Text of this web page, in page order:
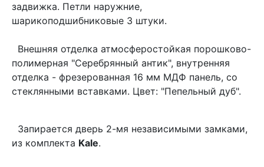
задвижка. Петли наружние,
шарикоподшибниковые 3 штуки.
Внешняя отделка атмосферостойкая порошково-
полимерная "Серебрянный антик", внутренняя
отделка - фрезерованная 16 мм МДФ панель, со
стеклянными вставками. Цвет: "Пепельный дуб".
Запирается дверь 2-мя независимыми замками,
из комплекта Kale.